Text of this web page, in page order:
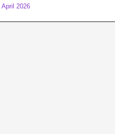
April 2026